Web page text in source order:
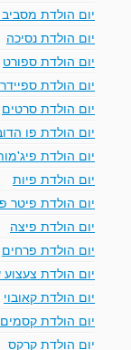
יום הולדת
יום הולדת נסיכה
יום הולדת ספורט
יום הולדת
יום הולדת סרטים
יום הולדת פו
יום הולדת
יום הולדת פיות
יום הולדת פיטר
יום הולדת פיצה
יום הולדת פרחים
יום הולדת
יום הולדת קאובוי
יום הולדת קסמים
יום הולדת קרקס